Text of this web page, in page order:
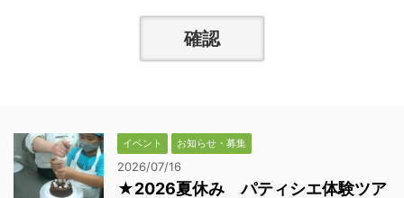
イベント お知らせ・募集
2026/07/16
★2026夏休み パティシエ体験ツア